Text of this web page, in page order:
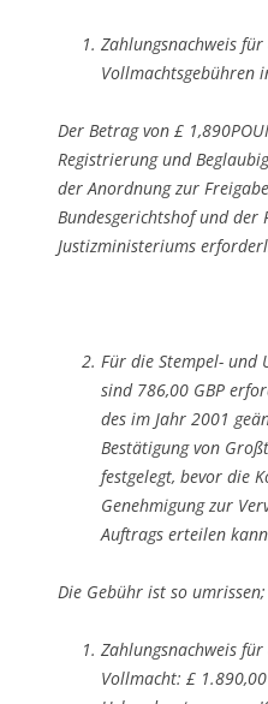
Zahlungsnachweis
Vollmachtsgebühren
Der Betrag von £
Registrierung und
der Anordnung zur
Bundesgerichtshof und der
Justizministeriums
Für die Stempel- und
sind 786,00 GBP
des im Jahr 2001
Bestätigung von
festgelegt, bevor die
Genehmigung zur
Auftrags erteilen
Die Gebühr ist so umrissen;
Zahlungsnachweis
Vollmacht: £